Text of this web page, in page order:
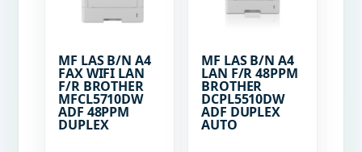
MF LAS B/N A4
FAX WIFI LAN
F/R BROTHER
MFCL5710DW
ADF 48PPM
DUPLEX
MF LAS B/N A4
LAN F/R 48PPM
BROTHER
DCPL5510DW
ADF DUPLEX
AUTO